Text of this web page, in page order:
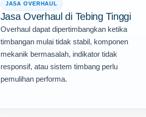
JASA OVERHAUL
Jasa Overhaul di Tebing Tinggi
Overhaul dapat dipertimbangkan ketika
timbangan mulai tidak stabil, komponen
mekanik bermasalah, indikator tidak
responsif, atau sistem timbang perlu
pemulihan performa.